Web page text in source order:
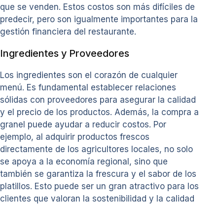
que se venden. Estos costos son más difíciles de
predecir, pero son igualmente importantes para la
gestión financiera del restaurante.
Ingredientes y Proveedores
Los ingredientes son el corazón de cualquier
menú. Es fundamental establecer relaciones
sólidas con proveedores para asegurar la calidad
y el precio de los productos. Además, la compra a
granel puede ayudar a reducir costos. Por
ejemplo, al adquirir productos frescos
directamente de los agricultores locales, no solo
se apoya a la economía regional, sino que
también se garantiza la frescura y el sabor de los
platillos. Esto puede ser un gran atractivo para los
clientes que valoran la sostenibilidad y la calidad